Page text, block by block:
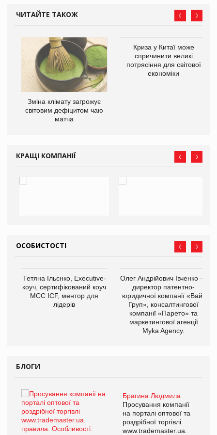
ЧИТАЙТЕ ТАКОЖ
Зміна клімату загрожує
світовим дефіцитом чаю
матча
Криза у Китаї може
спричинити великі
потрясіння для світової
економіки
КРАЩІ КОМПАНІЇ
ОСОБИСТОСТІ
Тетяна Ільєнко, Executive-
коуч, сертифікований коуч
МСС ICF, ментор для
лідерів
Олег Андрійович Івченко —
директор патентно-
юридичної компанії «Вайз
Груп», консалтингової
компанії «Парето» та
маркетингової агенції
Myka Agency.
БЛОГИ
Брагина Людмила
Просування компанії
на порталі оптової та
роздрібної торгівлі
www.trademaster.ua.